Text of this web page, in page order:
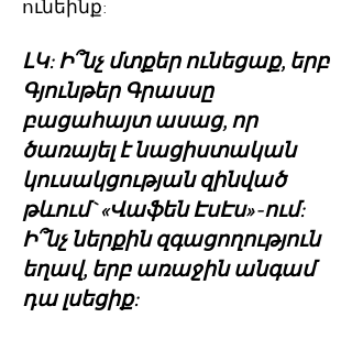
ունեինք:
ԼԿ: Ի՞նչ մտքեր ունեցաք, երբ
Գյունթեր Գրասսը
բացահայտ ասաց, որ
ծառայել է նացիստական
կուսակցության զինված
թևում` «Վաֆեն ԷսԷս»-ում:
Ի՞նչ ներքին զգացողություն
եղավ, երբ առաջին անգամ
դա լսեցիք: